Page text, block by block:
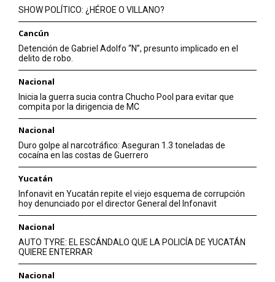
SHOW POLÍTICO: ¿HÉROE O VILLANO?
Cancún
Detención de Gabriel Adolfo “N”, presunto implicado en el
delito de robo.
Nacional
Inicia la guerra sucia contra Chucho Pool para evitar que
compita por la dirigencia de MC
Nacional
Duro golpe al narcotráfico: Aseguran 1.3 toneladas de
cocaína en las costas de Guerrero
Yucatán
Infonavit en Yucatán repite el viejo esquema de corrupción
hoy denunciado por el director General del Infonavit
Nacional
AUTO TYRE: EL ESCÁNDALO QUE LA POLICÍA DE YUCATÁN
QUIERE ENTERRAR
Nacional